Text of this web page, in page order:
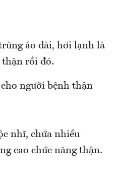
áo dài, hơi lạnh là
thận rồi đó.
người bệnh thận
nhĩ, chứa nhiều
cao chức năng thận.